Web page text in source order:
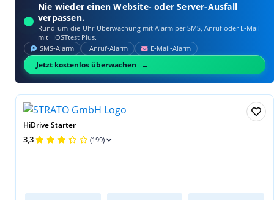
Nie wieder einen Website- oder Server-Ausfall
verpassen.
Rund-um-die-Uhr-Überwachung mit Alarm per SMS, Anruf oder E‑Mail
mit HOSTtest Plus.
SMS‑Alarm Anruf‑Alarm E‑Mail‑Alarm
Jetzt kostenlos überwachen
HiDrive Starter
3,3 (199)